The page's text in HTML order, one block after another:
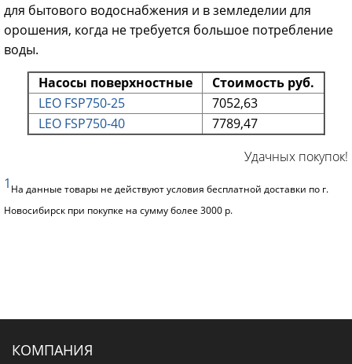
для бытового водоснабжения и в земледелии для
орошения, когда не требуется большое потребление
воды.
Насосы поверхностные
Стоимость руб.
LEO FSP750-25
7052,63
LEO FSP750-40
7789,47
Удачных покупок!
1 На данные товары не действуют условия бесплатной доставки по г.
Новосибирск при покупке на сумму более 3000 р.
КОМПАНИЯ